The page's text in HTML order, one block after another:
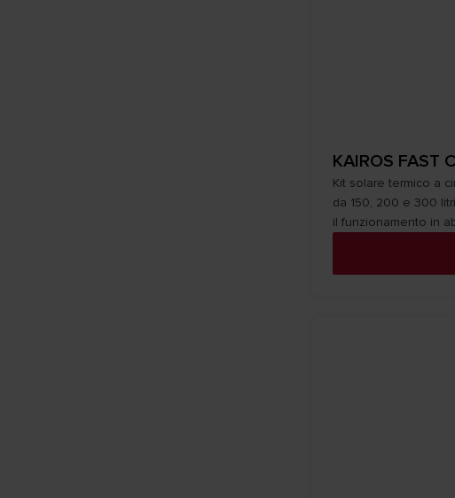
KAIROS FAST
Kit solare termico a
da 150, 200 e 300
il funzionamento in